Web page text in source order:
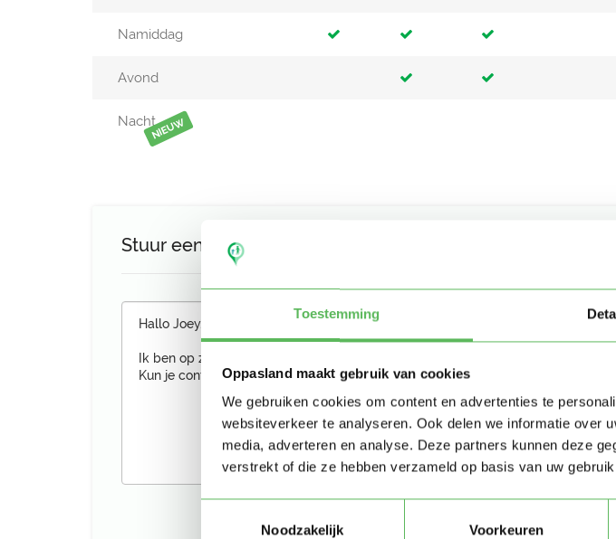
Toestemming
Oppasland maakt gebruik van cookies
We gebruiken cookies om content en advertenties te
websiteverkeer te analyseren. Ook delen we informatie over
media, adverteren en analyse. Deze partners kunnen deze
verstrekt of die ze hebben verzameld op basis van uw
Noodzakelijk
Voorkeuren
Namiddag
Avond
NachtNIEUW
Stuur een bericht aan Joey